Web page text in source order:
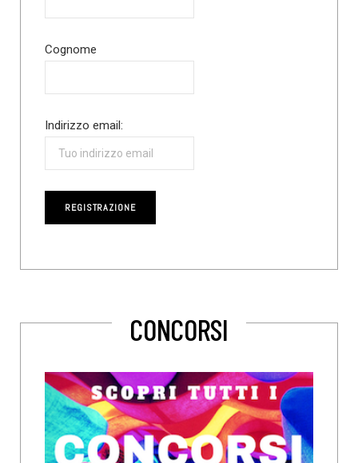
Cognome
Indirizzo email:
CONCORSI